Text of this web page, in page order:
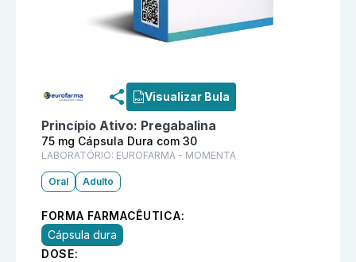
Visualizar Bula
Princípio Ativo: Pregabalina
75 mg Cápsula Dura com 30
LABORATÓRIO: EUROFARMA - MOMENTA
Oral Adulto
FORMA FARMACÊUTICA:
Cápsula dura
DOSE: